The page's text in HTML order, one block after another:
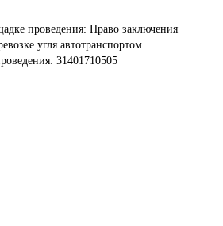
проведения: Право заключения
угля автотранспортом
31401710505